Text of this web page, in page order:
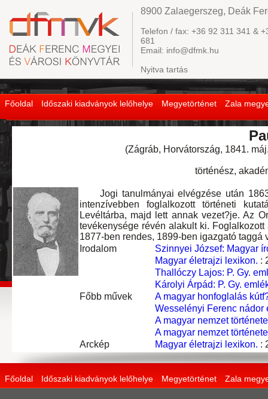
Főoldal Időszaki kiadványok lelőhelye Megyetörténet Zala
8900 Zalaegerszeg, Deák
Telefon / fax: +36 92 311 341 &
681
Email: info@dfmk.hu
Nyitva tartás
(Zágráb, Horvátország, 1841.
történész,
Jogi tanulmányai elvégzése után
intenzívebben foglalkozott történeti
Levéltárba, majd lett annak vezet?je. Az
tevékenysége révén alakult ki.
1877-ben rendes, 1899-ben igazgató taggá
Irodalom
Szinnyei József: Magyar
Magyar életrajzi lexikon. :
Thallóczy Lajos: P. Gy.
Károlyi Árpád: P. Gy.
Főbb művek
A magyar honfoglalás
Wesselényi Ferenc nádor
A magyar nemzet
A magyar nemzet
Arckép
Magyar életrajzi lexikon. :
Főoldal Időszaki kiadványok lelőhelye Megyetörténet Zala